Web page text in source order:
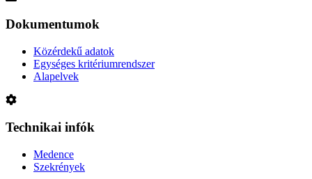
Dokumentumok
Közérdekű adatok
Egységes kritériumrendszer
Alapelvek
Technikai infók
Medence
Szekrények